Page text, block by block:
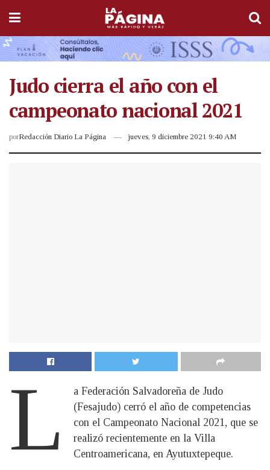
Judo cierra el año con el
campeonato nacional 2021
porRedacción Diario La Página jueves, 9 diciembre 2021 9:40 AM
L
a Federación Salvadoreña de Judo
(Fesajudo) cerró el año de competencias
con el Campeonato Nacional 2021, que se
realizó recientemente en la Villa
Centroamericana, en Ayutuxtepeque.